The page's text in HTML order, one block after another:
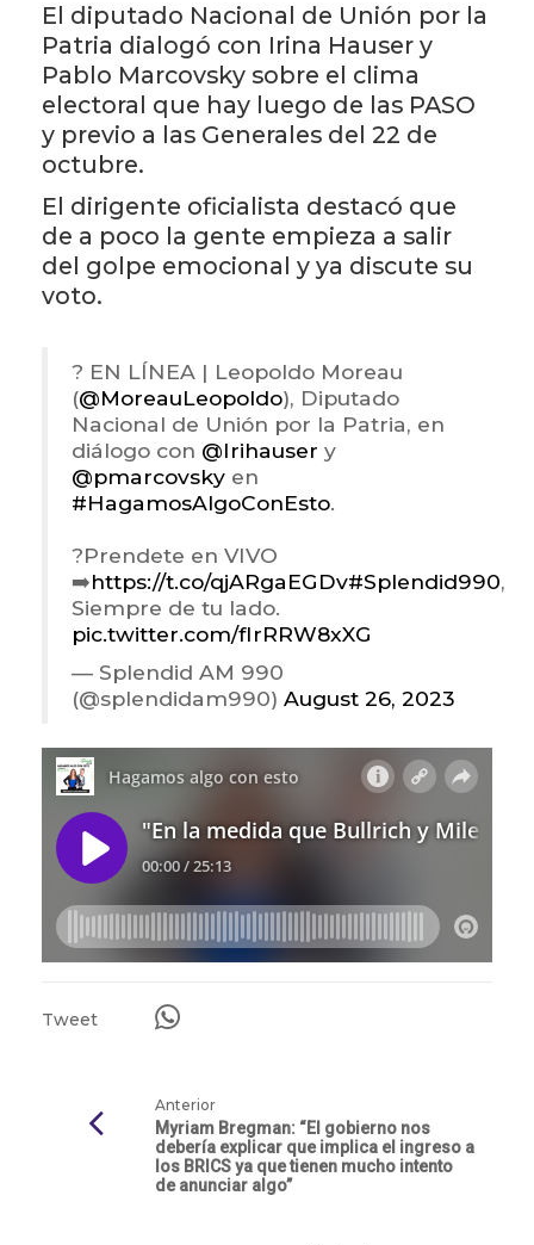
El diputado Nacional de Unión por la
Patria dialogó con Irina Hauser y
Pablo Marcovsky sobre el clima
electoral que hay luego de las PASO
y previo a las Generales del 22 de
octubre.
El dirigente oficialista destacó que
de a poco la gente empieza a salir
del golpe emocional y ya discute su
voto.
? EN LÍNEA | Leopoldo Moreau
(@MoreauLeopoldo), Diputado
Nacional de Unión por la Patria, en
diálogo con @Irihauser y
@pmarcovsky en
#HagamosAlgoConEsto.
?Prendete en VIVO
➡️https://t.co/qjARgaEGDv#Splendid990,
Siempre de tu lado.
pic.twitter.com/fIrRRW8xXG
— Splendid AM 990
(@splendidam990) August 26, 2023
Tweet
Anterior
Myriam Bregman: “El gobierno nos
debería explicar que implica el ingreso a
los BRICS ya que tienen mucho intento
de anunciar algo”